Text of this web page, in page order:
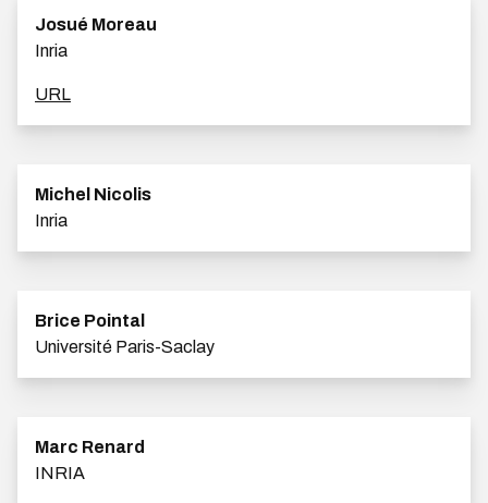
Josué Moreau
Inria
URL
Michel Nicolis
Inria
Brice Pointal
Université Paris-Saclay
Marc Renard
INRIA